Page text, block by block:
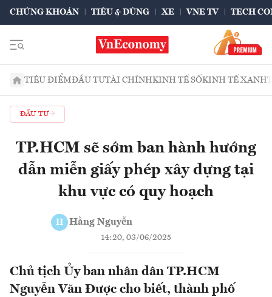
CHỨNG KHOÁN TIÊU & DÙNG XE VNE TV TECH
TIÊU ĐIỂMĐẦU TƯTÀI CHÍNHKINH TẾ SỐKINH TẾ XANH
ĐẦU TƯ
TP.HCM sẽ sớm ban hành hướng
dẫn miễn giấy phép xây dựng tại
khu vực có quy hoạch
H Hằng Nguyễn
14:20, 03/06/2025
Chủ tịch Ủy ban nhân dân TP.HCM
Nguyễn Văn Được cho biết, thành phố